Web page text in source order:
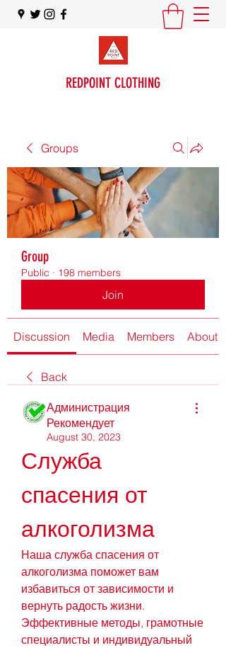
REDPOINT CLOTHING
Groups
Group
Public · 198 members
Join
Discussion Media Members About
Back
Администрация
Рекомендует
August 30, 2023
Служба
спасения от
алкоголизма
Наша служба спасения от
алкоголизма поможет вам
избавиться от зависимости и
вернуть радость жизни.
Эффективные методы, грамотные
специалисты и индивидуальный